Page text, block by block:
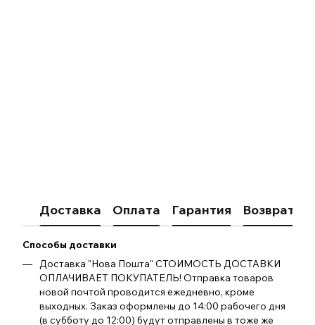
Доставка Оплата Гарантия Возврат
Способы доставки
Доставка "Нова Пошта" СТОИМОСТЬ ДОСТАВКИ
ОПЛАЧИВАЕТ ПОКУПАТЕЛЬ! Отправка товаров
новой почтой проводится ежедневно, кроме
выходных. Заказ оформлены до 14:00 рабочего дня
(в субботу до 12:00) будут отправлены в тоже же